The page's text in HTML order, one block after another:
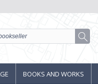
BOOKS AND WORKS